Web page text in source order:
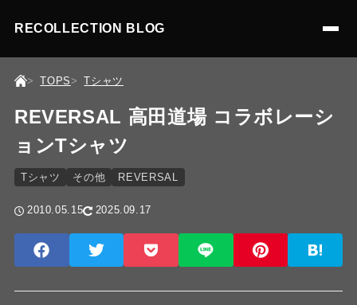
RECOLLECTION BLOG
TOPS Tシャツ
REVERSAL 高田道場 コラボレーシ
ョンTシャツ
Tシャツ その他 REVERSAL
2010.05.15 2025.09.17